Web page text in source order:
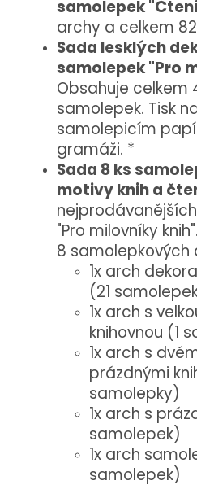
samolepek
archy a celkem
Sada lesklých
samolepek "Pro
Obsahuje celkem
samolepek. Tisk
samolepicím
gramáži. *
Sada 8 ks
motivy knih a
"Pro milovníky
8 samolepkových
1x arch
(21
1x arch s
knihovnou (1
1x arch s
prázdnými
samolepky)
1x arch s
samolepek)
1x arch
samolepek)